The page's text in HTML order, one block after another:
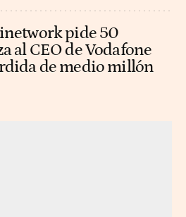
pide 50
al CEO de Vodafone
de medio millón